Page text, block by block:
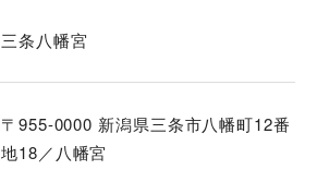
三条八幡宮
〒955-0000 新潟県三条市八幡町12番
地18／八幡宮